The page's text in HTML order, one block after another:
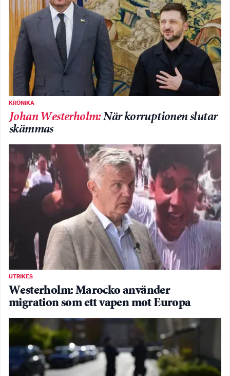
KRÖNIKA
Johan Westerholm:När korruptionen slutar
skämmas
UTRIKES
Westerholm: Marocko använder
migration som ett vapen mot Europa